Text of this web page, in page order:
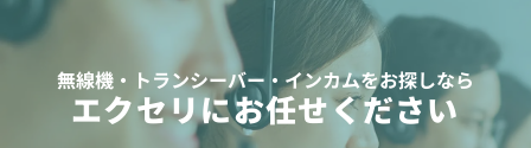
無線機・トランシーバー・インカムをお探しなら
エクセリにお任せください